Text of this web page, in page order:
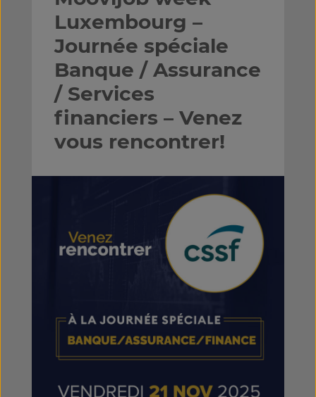
Luxembourg –
Journée spéciale
Banque / Assurance
/ Services
financiers – Venez
vous rencontrer!